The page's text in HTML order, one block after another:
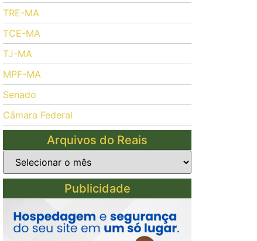
TRE-MA
TCE-MA
TJ-MA
MPF-MA
Senado
Câmara Federal
Arquivos do Reais
Publicidade